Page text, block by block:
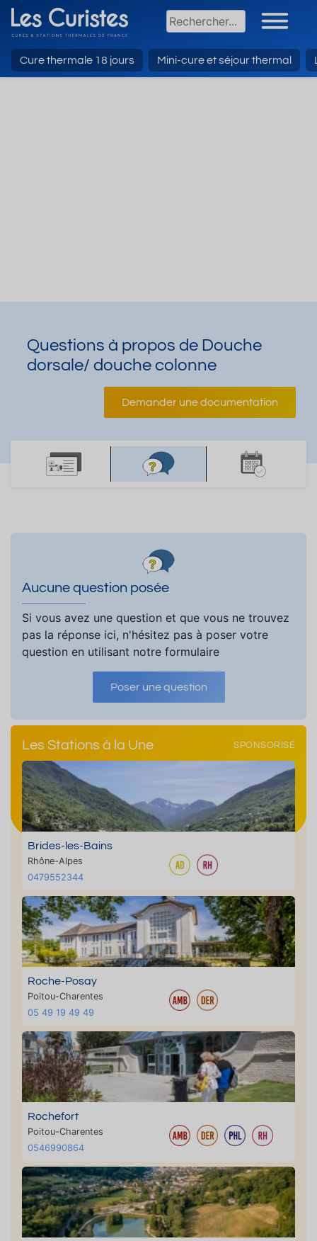
Cure thermale 18 jours Mini-cure et séjour thermal
Questions à propos de Douche
dorsale/ douche colonne
Demander une documentation
Aucune question posée
Si vous avez une question et que vous ne trouvez
pas la réponse ici, n'hésitez pas à poser votre
question en utilisant notre formulaire
Poser une question
Les Stations à la Une SPONSORISÉ
Brides-les-Bains
Rhône-Alpes
0479552344
Roche-Posay
Poitou-Charentes
05 49 19 49 49
Rochefort
Poitou-Charentes
0546990864